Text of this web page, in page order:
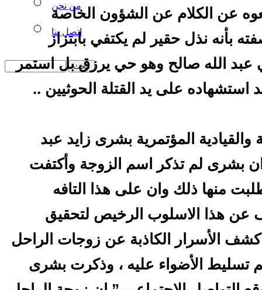
من نحن
اتصل بنا
عن الكلام عن الشؤون الخاصة
بأنه نذل حقير لم يكتفي بابتزاز
عبد الله صالح وهو حي يرزق بل استمر
استشهاده على يد القتلة الحوثيين ..
المؤتمرية بشرى زايد عبد
ان بشرى لم تذكر اسم الزوجة وأكتفت
منها ذلك وان على هذا التافه
عن هذا الاسلوب الرخيص لتحقيق
الأسرار الكاذبة عن زوجات الراحل
تسليط الأضواء عليه ، وذكرت بشرى